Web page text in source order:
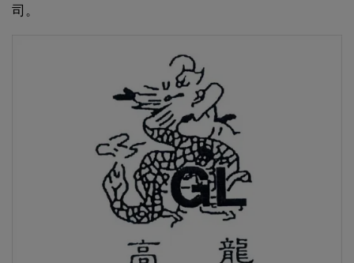
司。